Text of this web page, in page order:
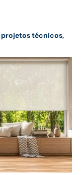
projetos técnicos,